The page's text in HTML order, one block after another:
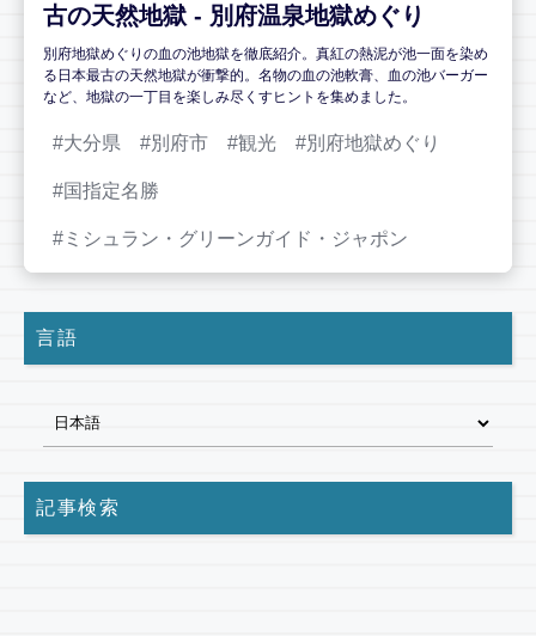
古の天然地獄 - 別府温泉地獄めぐり
別府地獄めぐりの血の池地獄を徹底紹介。真紅の熱泥が池一面を染め
る日本最古の天然地獄が衝撃的。名物の血の池軟膏、血の池バーガー
など、地獄の一丁目を楽しみ尽くすヒントを集めました。
大分県 別府市 観光 別府地獄めぐり
国指定名勝
ミシュラン・グリーンガイド・ジャポン
言語
記事検索